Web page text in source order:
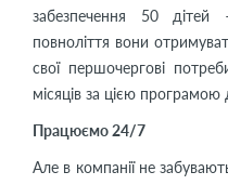
забезпечення 50
повноліття вони
свої першочергові
місяців за цією
Працюємо 24/7
Але в компанії не